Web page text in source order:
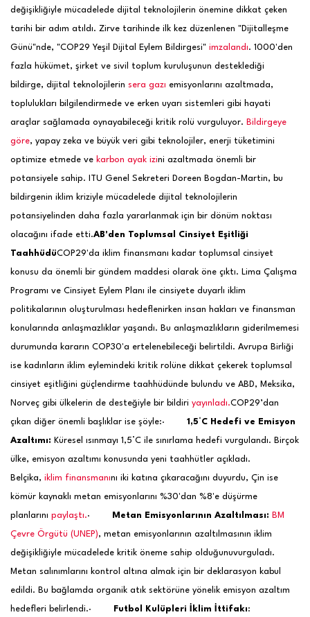
değişikliğiyle mücadelede dijital teknolojilerin önemine dikkat çeken
tarihi bir adım atıldı. Zirve tarihinde ilk kez düzenlenen "Dijitalleşme
Günü"nde, "COP29 Yeşil Dijital Eylem Bildirgesi" imzalandı. 1000'den
fazla hükümet, şirket ve sivil toplum kuruluşunun desteklediği
bildirge, dijital teknolojilerin sera gazı emisyonlarını azaltmada,
toplulukları bilgilendirmede ve erken uyarı sistemleri gibi hayati
araçlar sağlamada oynayabileceği kritik rolü vurguluyor. Bildirgeye
göre, yapay zeka ve büyük veri gibi teknolojiler, enerji tüketimini
optimize etmede ve karbon ayak izini azaltmada önemli bir
potansiyele sahip. ITU Genel Sekreteri Doreen Bogdan-Martin, bu
bildirgenin iklim kriziyle mücadelede dijital teknolojilerin
potansiyelinden daha fazla yararlanmak için bir dönüm noktası
olacağını ifade etti.AB'den Toplumsal Cinsiyet Eşitliği
TaahhüdüCOP29'da iklim finansmanı kadar toplumsal cinsiyet
konusu da önemli bir gündem maddesi olarak öne çıktı. Lima Çalışma
Programı ve Cinsiyet Eylem Planı ile cinsiyete duyarlı iklim
politikalarının oluşturulması hedeflenirken insan hakları ve finansman
konularında anlaşmazlıklar yaşandı. Bu anlaşmazlıkların giderilmemesi
durumunda kararın COP30'a ertelenebileceği belirtildi. Avrupa Birliği
ise kadınların iklim eylemindeki kritik rolüne dikkat çekerek toplumsal
cinsiyet eşitliğini güçlendirme taahhüdünde bulundu ve ABD, Meksika,
Norveç gibi ülkelerin de desteğiyle bir bildiri yayınladı.COP29’dan
çıkan diğer önemli başlıklar ise şöyle:· 1,5°C Hedefi ve Emisyon
Azaltımı: Küresel ısınmayı 1,5°C ile sınırlama hedefi vurgulandı. Birçok
ülke, emisyon azaltımı konusunda yeni taahhütler açıkladı.
Belçika, iklim finansmanını iki katına çıkaracağını duyurdu, Çin ise
kömür kaynaklı metan emisyonlarını %30'dan %8'e düşürme
planlarını paylaştı​.· Metan Emisyonlarının Azaltılması: BM
Çevre Örgütü (UNEP), metan emisyonlarının azaltılmasının iklim
değişikliğiyle mücadelede kritik öneme sahip olduğunuvurguladı.
Metan salınımlarını kontrol altına almak için bir deklarasyon kabul
edildi. Bu bağlamda organik atık sektörüne yönelik emisyon azaltım
hedefleri belirlendi​.· Futbol Kulüpleri İklim İttifakı: